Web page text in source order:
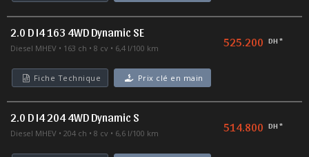
2.0 D I4 163 4WD Dynamic SE
Diesel MHEV 163 ch 8 cv 6,4 l/100 km 525.200 DH *
Fiche Technique Prix clé en main
2.0 D I4 204 4WD Dynamic S
Diesel MHEV 204 ch 8 cv 6,6 l/100 km 514.800 DH *